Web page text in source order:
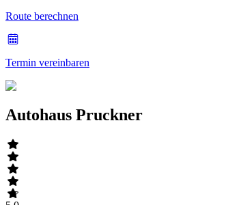
Route berechnen
Termin vereinbaren
Autohaus Pruckner